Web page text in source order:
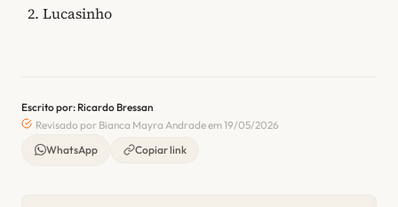
Lucasinho
Escrito por: Ricardo Bressan
Revisado por Bianca Mayra Andrade em 19/05/2026
WhatsApp
Copiar link